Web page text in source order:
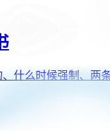
什么时候强制、两